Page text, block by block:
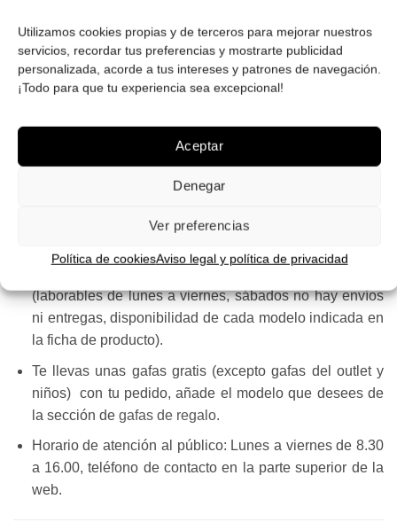
Utilizamos cookies propias y de terceros para mejorar nuestros
servicios, recordar tus preferencias y mostrarte publicidad
personalizada, acorde a tus intereses y patrones de navegación.
¡Todo para que tu experiencia sea excepcional!
Aceptar
Denegar
Ver preferencias
Política de cookiesAviso legal y política de privacidad
Envío ¡GRATIS! en España peninsular, Baleares 5
Cambios y devoluciones: GRATIS en la península,
Dispones de 14 días para cambios y devoluciones.
Las gafas se suministran con accesorios para su
(laborables de lunes a viernes, sábados no hay envíos
ni entregas, disponibilidad de cada modelo indicada en
la ficha de producto).
Te llevas unas gafas gratis (excepto gafas del outlet y
niños) con tu pedido, añade el modelo que desees de
la sección de gafas de regalo.
Horario de atención al público: Lunes a viernes de 8.30
a 16.00, teléfono de contacto en la parte superior de la
web.